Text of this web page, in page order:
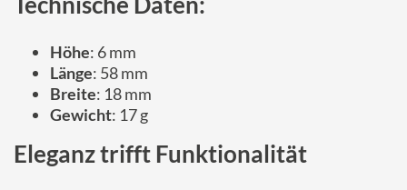
Höhe: 6 mm
Länge: 58 mm
Breite: 18 mm
Gewicht: 17 g
Eleganz trifft Funktionalität